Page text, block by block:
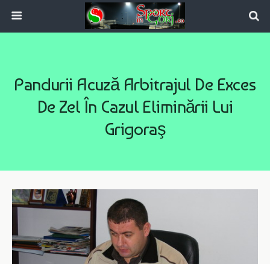
Pandurii Acuză Arbitrajul De Exces
De Zel În Cazul Eliminării Lui
Grigoraş